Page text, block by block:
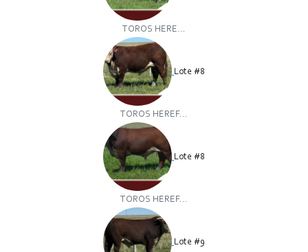
TOROS HERE...
Lote #8
TOROS HEREF...
Lote #8
TOROS HEREF...
Lote #9